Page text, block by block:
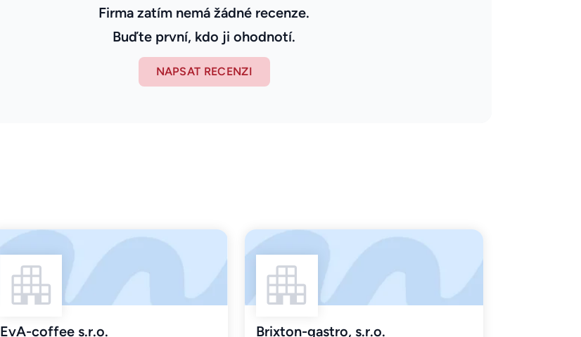
Firma zatím nemá žádné recenze.
Buďte první, kdo ji ohodnotí.
NAPSAT RECENZI
EvA-coffee s.r.o. Brixton-gastro, s.r.o.